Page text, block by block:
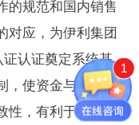
的规范和国内销售
对应，为伊利集团
证认证奠定系统基
，使资金与货物分
性，有利于公司管
1